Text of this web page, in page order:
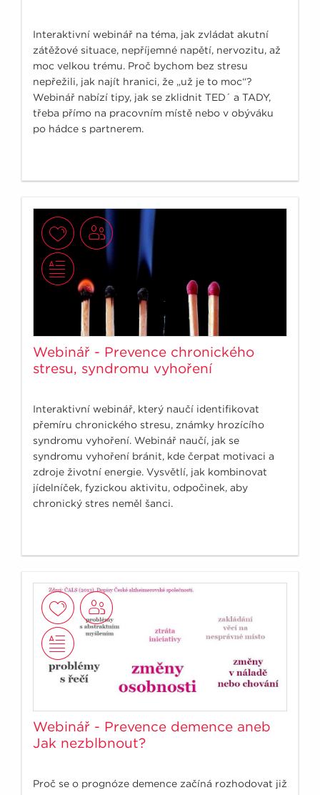
Interaktivní webinář na téma, jak zvládat akutní
zátěžové situace, nepříjemné napětí, nervozitu, až
moc velkou trému. Proč bychom bez stresu
nepřežili, jak najít hranici, že „už je to moc“?
Webinář nabízí tipy, jak se zklidnit TED´ a TADY,
třeba přímo na pracovním místě nebo v obýváku
po hádce s partnerem.
Webinář - Prevence chronického
stresu, syndromu vyhoření
Interaktivní webinář, který naučí identifikovat
přemíru chronického stresu, známky hrozícího
syndromu vyhoření. Webinář naučí, jak se
syndromu vyhoření bránit, kde čerpat motivaci a
zdroje životní energie. Vysvětlí, jak kombinovat
jídelníček, fyzickou aktivitu, odpočinek, aby
chronický stres neměl šanci.
Webinář - Prevence demence aneb
Jak nezblbnout?
Proč se o prognóze demence začíná rozhodovat již